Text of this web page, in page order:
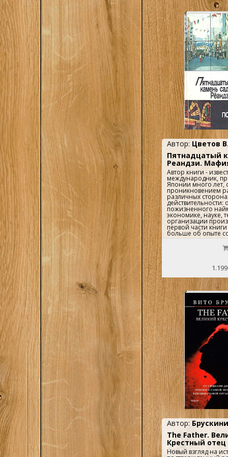
Тюрюканова Е.
В., Ерохина Л.Д.
Ушатиков, Ковал
ев
1
Ферранте Л.
Хлысталов Э.
Чалидзе В.
Чурилов С.Н.
Шейнов В.П.
Шнайдер Э.
Яблоков \ред.пр
много времени
(последняя —
московском метро,
«Свиблово»).
«Комсомольской
официальная и
опубликованная
— ложь. В
сторожем в метро.
Мавроди, как и его
сих пор вызывают
неоднозначные
кругах общества.
признан
одинаково часто
финансовым
авантюристом...
Автор: Цветов
Пятнадцатый
Реандзи.
Автор книги -
международник,
Японии много лет,
проникновением
различных
действительности:
пожизненного
экономике, науке,
организации
первой части
больше об опыте
менеджмента, то
речь идет о
неотъемлема от
с большим
Автор:
The Father.
Крестный отец
Новый взгляд на